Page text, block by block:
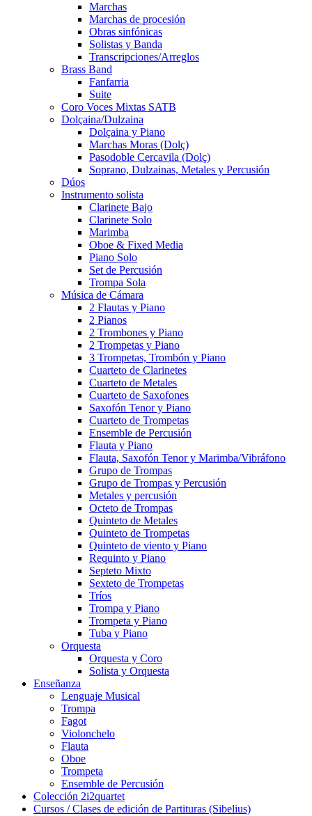
Marchas
Marchas de procesión
Obras sinfónicas
Solistas y Banda
Transcripciones/Arreglos
Brass Band
Fanfarria
Suite
Coro Voces Mixtas SATB
Dolçaina/Dulzaina
Dolçaina y Piano
Marchas Moras (Dolç)
Pasodoble Cercavila (Dolç)
Soprano, Dulzainas, Metales y Percusión
Dúos
Instrumento solista
Clarinete Bajo
Clarinete Solo
Marimba
Oboe & Fixed Media
Piano Solo
Set de Percusión
Trompa Sola
Música de Cámara
2 Flautas y Piano
2 Pianos
2 Trombones y Piano
2 Trompetas y Piano
3 Trompetas, Trombón y Piano
Cuarteto de Clarinetes
Cuarteto de Metales
Cuarteto de Saxofones
Saxofón Tenor y Piano
Cuarteto de Trompetas
Ensemble de Percusión
Flauta y Piano
Flauta, Saxofón Tenor y Marimba/Vibráfono
Grupo de Trompas
Grupo de Trompas y Percusión
Metales y percusión
Octeto de Trompas
Quinteto de Metales
Quinteto de Trompetas
Quinteto de viento y Piano
Requinto y Piano
Septeto Mixto
Sexteto de Trompetas
Tríos
Trompa y Piano
Trompeta y Piano
Tuba y Piano
Orquesta
Orquesta y Coro
Solista y Orquesta
Enseñanza
Lenguaje Musical
Trompa
Fagot
Violonchelo
Flauta
Oboe
Trompeta
Ensemble de Percusión
Colección 2i2quartet
Cursos / Clases de edición de Partituras (Sibelius)